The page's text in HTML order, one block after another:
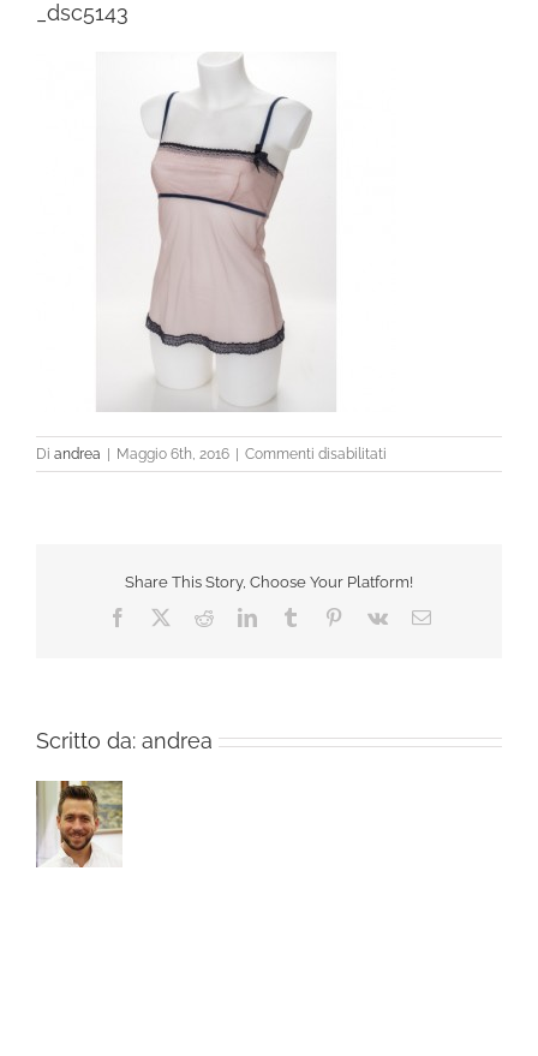
_dsc5143
Di andrea Maggio 6th, 2016 Commenti disabilitati
_dsc5143
Share This Story, Choose Your Platform!
Facebook RedditLinkedInTumblr Pinterest
Vk Email
Scritto da: andrea